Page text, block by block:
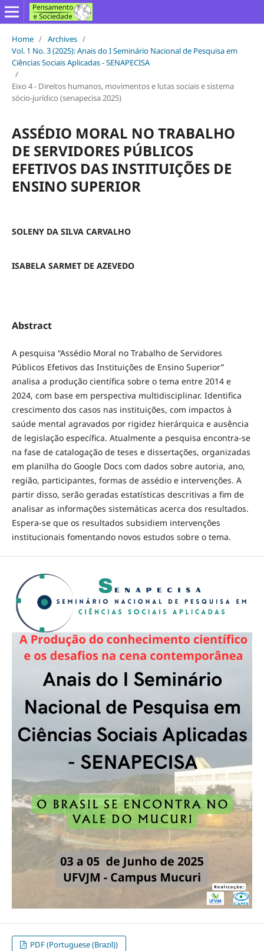
Home / Archives /
Vol. 1 No. 3 (2025): Anais do I Seminário Nacional de Pesquisa em
Ciências Sociais Aplicadas - SENAPECISA
/
Eixo 4 - Direitos humanos, movimentos e lutas sociais e sistema
sócio-jurídico (senapecisa 2025)
ASSÉDIO MORAL NO TRABALHO
DE SERVIDORES PÚBLICOS
EFETIVOS DAS INSTITUIÇÕES DE
ENSINO SUPERIOR
SOLENY DA SILVA CARVALHO
ISABELA SARMET DE AZEVEDO
Abstract
A pesquisa “Assédio Moral no Trabalho de Servidores
Públicos Efetivos das Instituições de Ensino Superior”
analisa a produção científica sobre o tema entre 2014 e
2024, com base em perspectiva multidisciplinar. Identifica
crescimento dos casos nas instituições, com impactos à
saúde mental agravados por rigidez hierárquica e ausência
de legislação específica. Atualmente a pesquisa encontra-se
na fase de catalogação de teses e dissertações, organizadas
em planilha do Google Docs com dados sobre autoria, ano,
região, participantes, formas de assédio e intervenções. A
partir disso, serão geradas estatísticas descritivas a fim de
analisar as informações sistemáticas acerca dos resultados.
Espera-se que os resultados subsidiem intervenções
institucionais fomentando novos estudos sobre o tema.
PDF (Portuguese (Brazil))